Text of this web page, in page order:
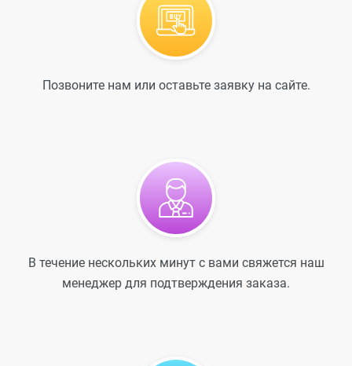
Позвоните нам или оставьте заявку на сайте.
В течение нескольких минут с вами свяжется наш
менеджер для подтверждения заказа.